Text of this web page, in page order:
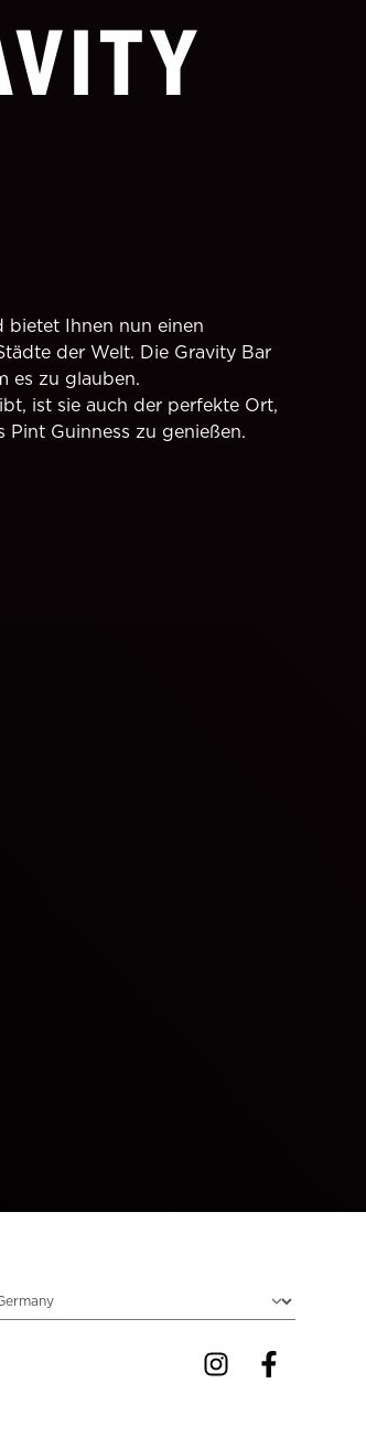
Ihnen nun einen
der Welt. Die Gravity Bar
es zu glauben.
ist sie auch der perfekte Ort,
Guinness zu genießen.
locale